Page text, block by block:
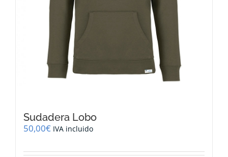
Sudadera Lobo
50,00€ IVA incluido